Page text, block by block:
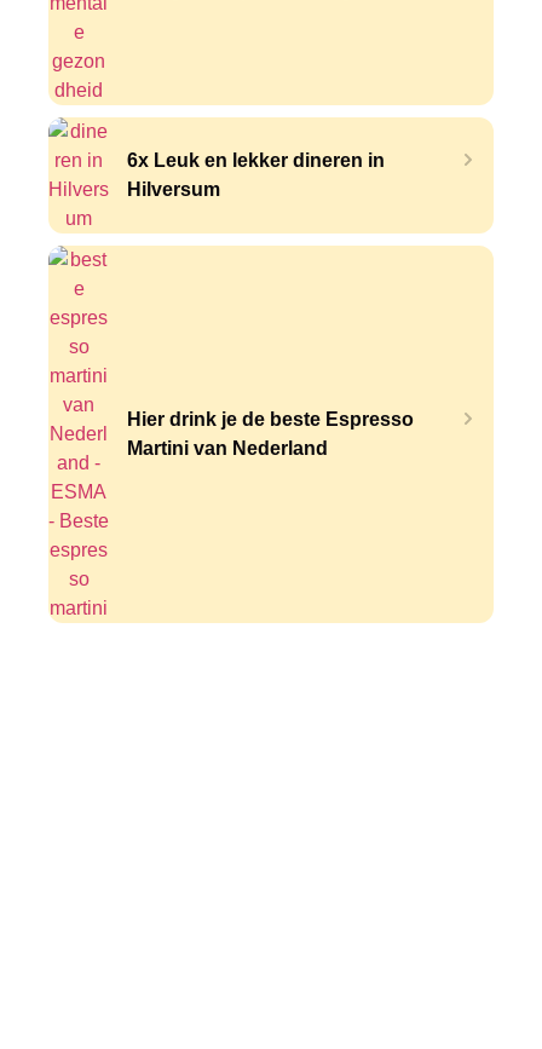
6x Leuk en lekker dineren in
Hilversum
Hier drink je de beste Espresso
Martini van Nederland